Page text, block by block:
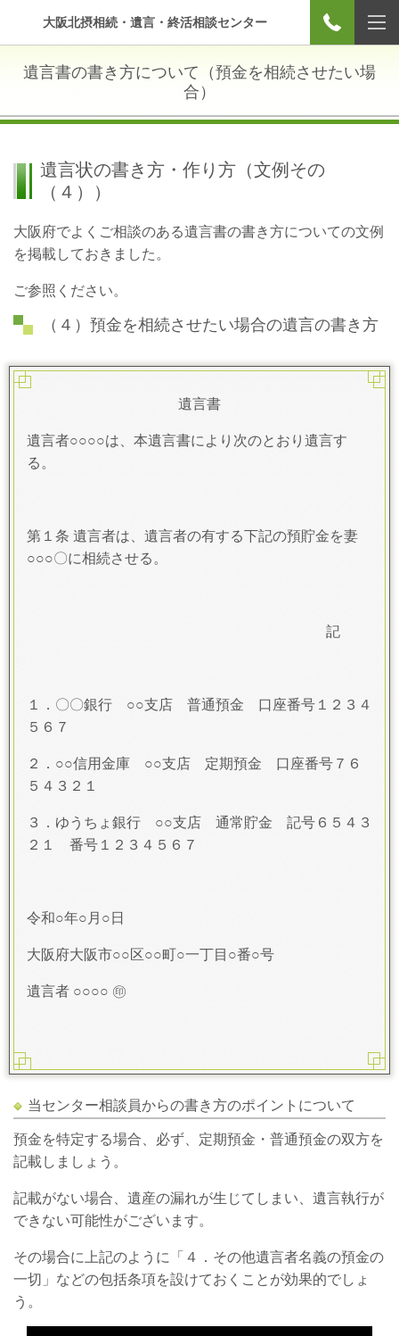
大阪北摂相続・遺言・終活相談センター
遺言書の書き方について（預金を相続させたい場
合）
遺言状の書き方・作り方（文例その
（４））
大阪府でよくご相談のある遺言書の書き方についての文例
を掲載しておきました。
ご参照ください。
（４）預金を相続させたい場合の遺言の書き方
遺言書
遺言者○○○○は、本遺言書により次のとおり遺言す
る。
第１条 遺言者は、遺言者の有する下記の預貯金を妻
○○○〇に相続させる。
記
１．〇〇銀行 ○○支店 普通預金 口座番号１２３４
５６７
２．○○信用金庫 ○○支店 定期預金 口座番号７６
５４３２１
３．ゆうちょ銀行 ○○支店 通常貯金 記号６５４３
２１ 番号１２３４５６７
令和○年○月○日
大阪府大阪市○○区○○町○一丁目○番○号
遺言者 ○○○○ ㊞
当センター相談員からの書き方のポイントについて
預金を特定する場合、必ず、定期預金・普通預金の双方を
記載しましょう。
記載がない場合、遺産の漏れが生じてしまい、遺言執行が
できない可能性がございます。
その場合に上記のように「４．その他遺言者名義の預金の
一切」などの包括条項を設けておくことが効果的でしょ
う。